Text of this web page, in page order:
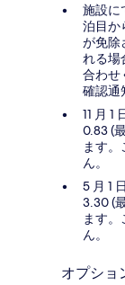
施設に
泊目か
が免除
れる場
合わせ
確認通
11 月 1
0.83 (
ます。
ん。
5 月 1
3.30 (
ます。
ん。
オプショ